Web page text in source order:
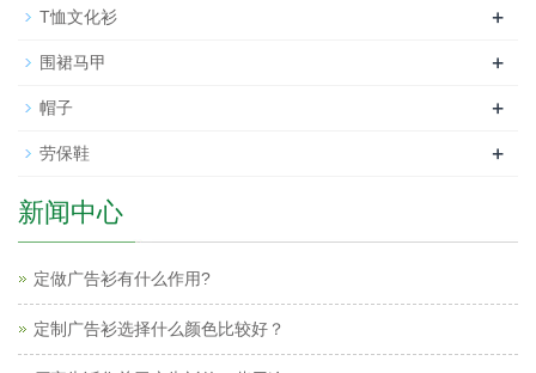
+
T恤文化衫
+
围裙马甲
+
帽子
+
劳保鞋
新闻中心
定做广告衫有什么作用?
定制广告衫选择什么颜色比较好？